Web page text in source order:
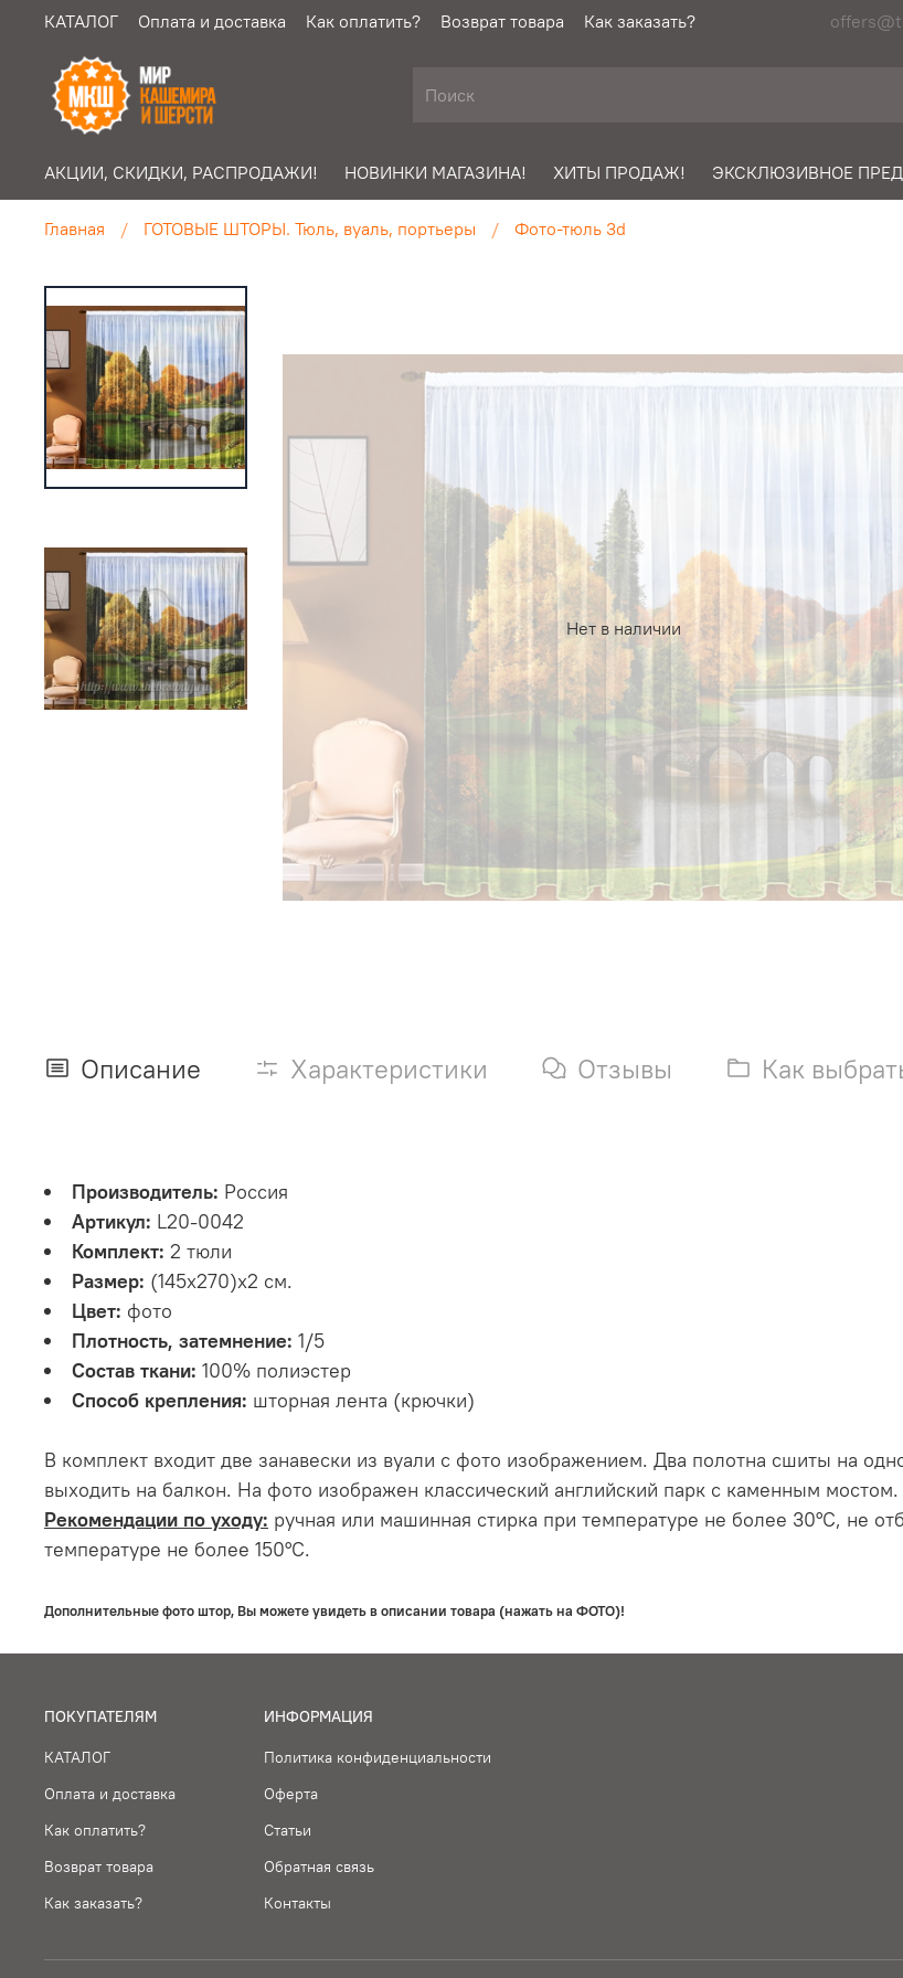
КАТАЛОГ Оплата и доставка Как оплатить? Возврат товара Как заказать?
АКЦИИ, СКИДКИ, РАСПРОДАЖИ! НОВИНКИ МАГАЗИНА! ХИТЫ ПРОДАЖ! ЭКСКЛЮЗИВНОЕ
Главная ГОТОВЫЕ ШТОРЫ. Тюль, вуаль, портьеры Фото-тюль 3d
Нет в наличии
Описание Характеристики Отзывы Как
Производитель: Россия
Артикул: L20-0042
Комплект: 2 тюли
Размер: (145х270)х2 см.
Цвет: фото
Плотность, затемнение: 1/5
Состав ткани: 100% полиэстер
Способ крепления: шторная лента (крючки)
В комплект входит две занавески из вуали с фото изображением. Два полотна сшиты на
выходить на балкон. На фото изображен классический английский парк с каменным
Рекомендации по уходу: ручная или машинная стирка при температуре не более 30°С, не
температуре не более 150°С.
Дополнительные фото штор, Вы можете увидеть в описании товара (нажать на ФОТО)!
ПОКУПАТЕЛЯМ
КАТАЛОГ
Оплата и доставка
Как оплатить?
Возврат товара
Как заказать?
ИНФОРМАЦИЯ
Политика конфиденциальности
Оферта
Статьи
Обратная связь
Контакты